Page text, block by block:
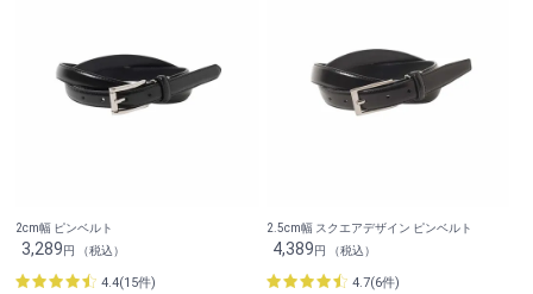
2cm幅 ピンベルト
3,289円 （税込）
4.4(15件)
2.5cm幅 スクエアデザイン ピンベルト
4,389円 （税込）
4.7(6件)